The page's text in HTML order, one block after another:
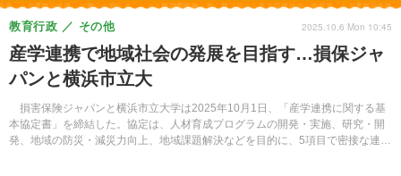
産学連携で地域社会の発展を目指す…損保ジャ
パンと横浜市立大
損害保険ジャパンと横浜市立大学は2025年10月1日、「産学連携に関する基
本協定書」を締結した。協定は、人材育成プログラムの開発・実施、研究・開
発、地域の防災・減災力向上、地域課題解決などを目的に、5項目で密接な連携
教育行政 その他 2025.10.6 Mon 10:45